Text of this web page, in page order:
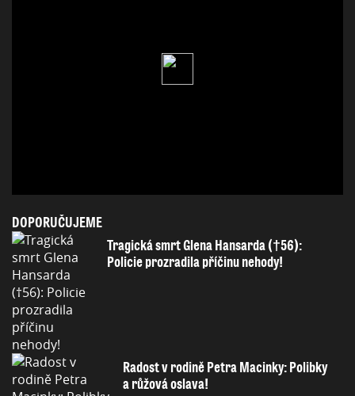
DOPORUČUJEME
Tragická smrt Glena Hansarda (†56):
Policie prozradila příčinu nehody!
Radost v rodině Petra Macinky: Polibky
a růžová oslava!